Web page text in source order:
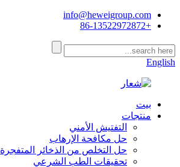
info@heweigroup.com
+86-13522972872
English
بيت
منتجات
التفتيش الأمني
حل مكافحة الإرهاب
حل التخلص من الذخائر المتفجرة
تحقيقات الطب الشرعي